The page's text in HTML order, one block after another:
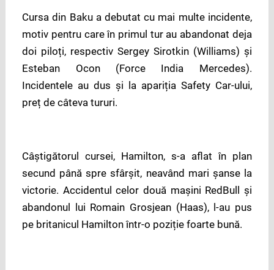
Cursa din Baku a debutat cu mai multe incidente,
motiv pentru care în primul tur au abandonat deja
doi piloți, respectiv Sergey Sirotkin (Williams) și
Esteban Ocon (Force India Mercedes).
Incidentele au dus și la apariția Safety Car-ului,
preț de câteva tururi.
Câștigătorul cursei, Hamilton, s-a aflat în plan
secund până spre sfârșit, neavând mari șanse la
victorie. Accidentul celor două mașini RedBull și
abandonul lui Romain Grosjean (Haas), l-au pus
pe britanicul Hamilton într-o poziție foarte bună.